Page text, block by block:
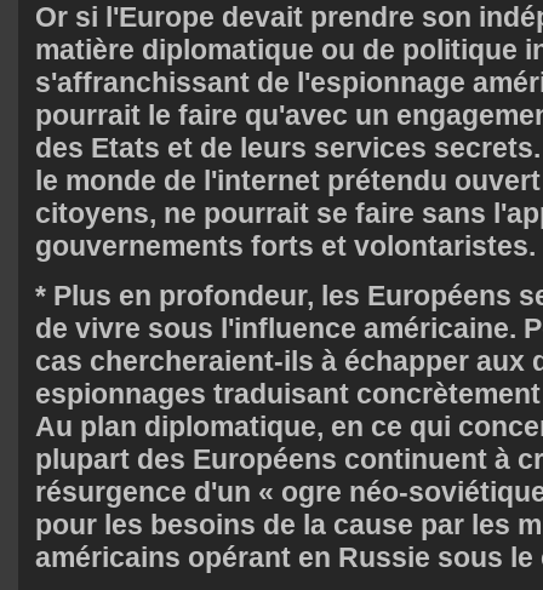
Or si l'Europe devait prendre son
matière diplomatique ou de politique
s'affranchissant de l'espionnage
pourrait le faire qu'avec un
des Etats et de leurs services
le monde de l'internet prétendu
citoyens, ne pourrait se faire sans
gouvernements forts et volontaristes.
* Plus en profondeur, les Européens
de vivre sous l'influence américaine.
cas chercheraient-ils à échapper aux
espionnages traduisant
Au plan diplomatique, en ce qui
plupart des Européens continuent à
résurgence d'un « ogre néo-
pour les besoins de la cause par les
américains opérant en Russie sous le